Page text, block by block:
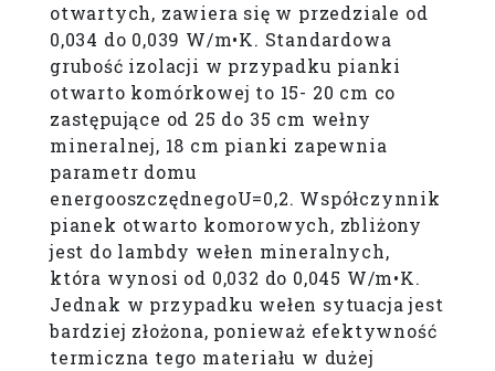
otwartych, zawiera się w przedziale od
0,034 do 0,039 W/m•K. Standardowa
grubość izolacji w przypadku pianki
otwarto komórkowej to 15- 20 cm co
zastępujące od 25 do 35 cm wełny
mineralnej, 18 cm pianki zapewnia
parametr domu
energooszczędnegoU=0,2. Współczynnik
pianek otwarto komorowych, zbliżony
jest do lambdy wełen mineralnych,
która wynosi od 0,032 do 0,045 W/m•K.
Jednak w przypadku wełen sytuacja jest
bardziej złożona, ponieważ efektywność
termiczna tego materiału w dużej